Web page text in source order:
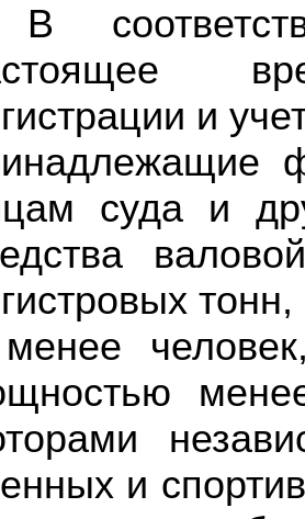
В
и
суда и
и